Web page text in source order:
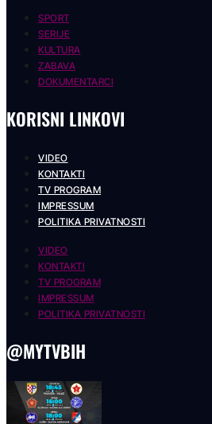
SPORT
SERIJE
KULTURA
ZABAVA
DOKUMENTARCI
KORISNI LINKOVI
VIDEO
KONTAKTI
TV PROGRAM
IMPRESSUM
POLITIKA PRIVATNOSTI
VIDEO
KONTAKTI
TV PROGRAM
IMPRESSUM
POLITIKA PRIVATNOSTI
@MYTVBIH